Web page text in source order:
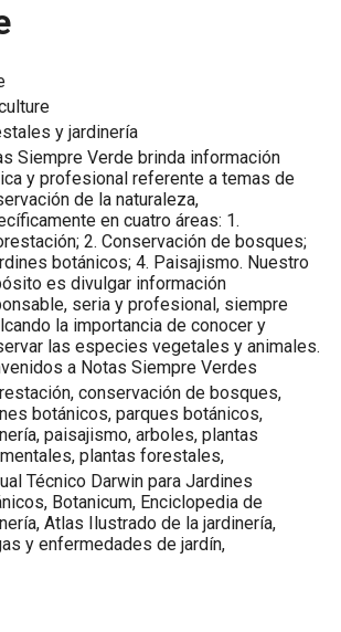
y jardinería
Siempre Verde brinda información
y profesional referente a temas de
de la naturaleza,
en cuatro áreas: 1.
2. Conservación de bosques;
botánicos; 4. Paisajismo. Nuestro
es divulgar información
seria y profesional, siempre
la importancia de conocer y
las especies vegetales y animales.
a Notas Siempre Verdes
conservación de bosques,
botánicos, parques botánicos,
paisajismo, arboles, plantas
plantas forestales,
Técnico Darwin para Jardines
Botanicum, Enciclopedia de
Atlas Ilustrado de la jardinería,
y enfermedades de jardín,